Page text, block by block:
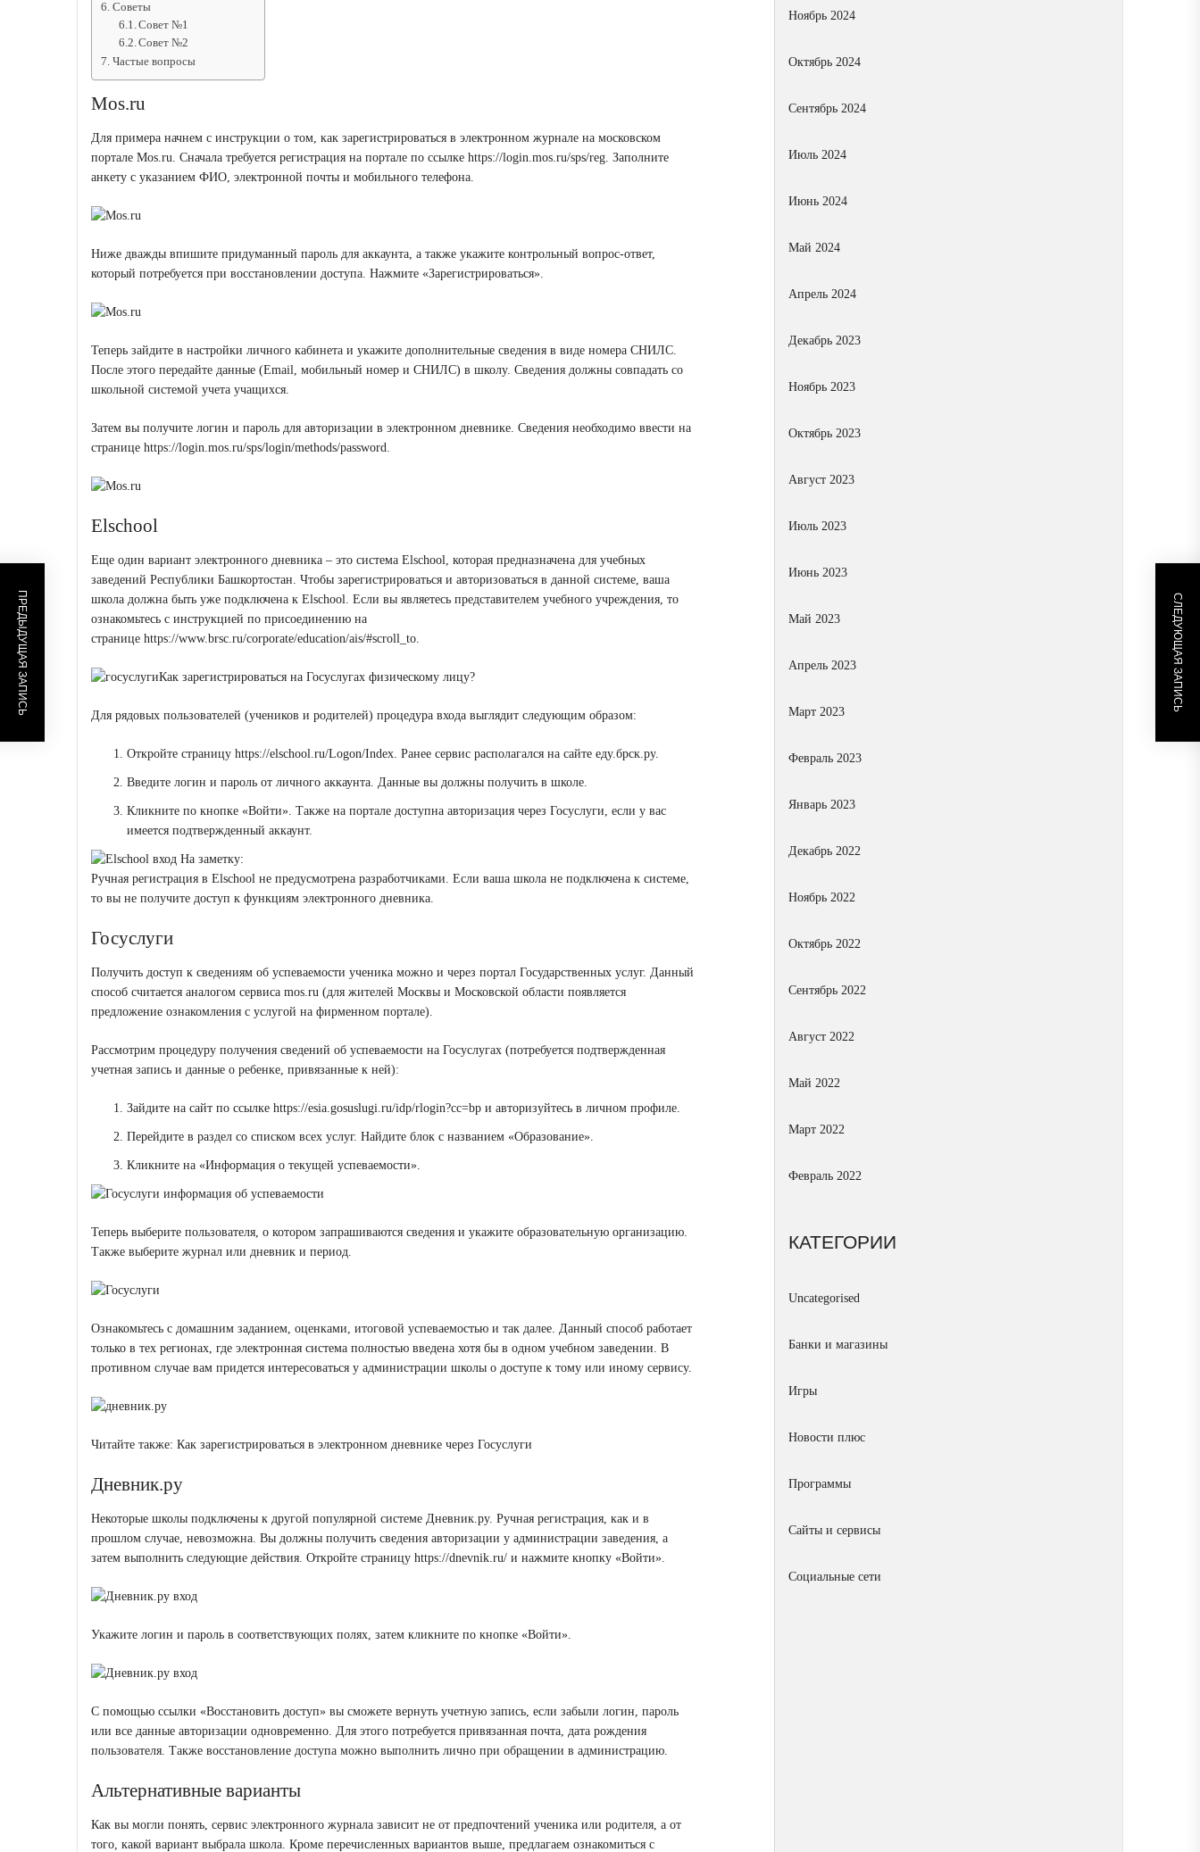
Советы
Совет №1
Совет №2
Частые вопросы
Mos.ru
Для примера начнем с инструкции о том, как зарегистрироваться в электронном журнале на московском
портале Mos.ru. Сначала требуется регистрация на портале по ссылке https://login.mos.ru/sps/reg. Заполните
анкету с указанием ФИО, электронной почты и мобильного телефона.
Ниже дважды впишите придуманный пароль для аккаунта, а также укажите контрольный вопрос-ответ,
который потребуется при восстановлении доступа. Нажмите «Зарегистрироваться».
Теперь зайдите в настройки личного кабинета и укажите дополнительные сведения в виде номера СНИЛС.
После этого передайте данные (Email, мобильный номер и СНИЛС) в школу. Сведения должны совпадать со
школьной системой учета учащихся.
Затем вы получите логин и пароль для авторизации в электронном дневнике. Сведения необходимо ввести на
странице https://login.mos.ru/sps/login/methods/password.
Elschool
Еще один вариант электронного дневника – это система Elschool, которая предназначена для учебных
заведений Республики Башкортостан. Чтобы зарегистрироваться и авторизоваться в данной системе, ваша
школа должна быть уже подключена к Elschool. Если вы являетесь представителем учебного учреждения, то
ознакомьтесь с инструкцией по присоединению на
странице https://www.brsc.ru/corporate/education/ais/#scroll_to.
Как зарегистрироваться на Госуслугах физическому лицу?
Для рядовых пользователей (учеников и родителей) процедура входа выглядит следующим образом:
Откройте страницу https://elschool.ru/Logon/Index. Ранее сервис располагался на сайте еду.брск.ру.
Введите логин и пароль от личного аккаунта. Данные вы должны получить в школе.
Кликните по кнопке «Войти». Также на портале доступна авторизация через Госуслуги, если у вас
имеется подтвержденный аккаунт.
На заметку:
Ручная регистрация в Elschool не предусмотрена разработчиками. Если ваша школа не подключена к системе,
то вы не получите доступ к функциям электронного дневника.
Госуслуги
Получить доступ к сведениям об успеваемости ученика можно и через портал Государственных услуг. Данный
способ считается аналогом сервиса mos.ru (для жителей Москвы и Московской области появляется
предложение ознакомления с услугой на фирменном портале).
Рассмотрим процедуру получения сведений об успеваемости на Госуслугах (потребуется подтвержденная
учетная запись и данные о ребенке, привязанные к ней):
Зайдите на сайт по ссылке https://esia.gosuslugi.ru/idp/rlogin?cc=bp и авторизуйтесь в личном профиле.
Перейдите в раздел со списком всех услуг. Найдите блок с названием «Образование».
Кликните на «Информация о текущей успеваемости».
Теперь выберите пользователя, о котором запрашиваются сведения и укажите образовательную организацию.
Также выберите журнал или дневник и период.
Ознакомьтесь с домашним заданием, оценками, итоговой успеваемостью и так далее. Данный способ работает
только в тех регионах, где электронная система полностью введена хотя бы в одном учебном заведении. В
противном случае вам придется интересоваться у администрации школы о доступе к тому или иному сервису.
Читайте также: Как зарегистрироваться в электронном дневнике через Госуслуги
Дневник.ру
Некоторые школы подключены к другой популярной системе Дневник.ру. Ручная регистрация, как и в
прошлом случае, невозможна. Вы должны получить сведения авторизации у администрации заведения, а
затем выполнить следующие действия. Откройте страницу https://dnevnik.ru/ и нажмите кнопку «Войти».
Укажите логин и пароль в соответствующих полях, затем кликните по кнопке «Войти».
С помощью ссылки «Восстановить доступ» вы сможете вернуть учетную запись, если забыли логин, пароль
или все данные авторизации одновременно. Для этого потребуется привязанная почта, дата рождения
пользователя. Также восстановление доступа можно выполнить лично при обращении в администрацию.
Альтернативные варианты
Как вы могли понять, сервис электронного журнала зависит не от предпочтений ученика или родителя, а от
того, какой вариант выбрала школа. Кроме перечисленных вариантов выше, предлагаем ознакомиться с
ПРЕДЫДУЩАЯ ЗАПИСЬ СЛЕДУЮЩАЯ ЗАПИСЬ
Ноябрь 2024
Октябрь 2024
Сентябрь 2024
Июль 2024
Июнь 2024
Май 2024
Апрель 2024
Декабрь 2023
Ноябрь 2023
Октябрь 2023
Август 2023
Июль 2023
Июнь 2023
Май 2023
Апрель 2023
Март 2023
Февраль 2023
Январь 2023
Декабрь 2022
Ноябрь 2022
Октябрь 2022
Сентябрь 2022
Август 2022
Май 2022
Март 2022
Февраль 2022
КАТЕГОРИИ
Uncategorised
Банки и магазины
Игры
Новости плюс
Программы
Сайты и сервисы
Социальные сети